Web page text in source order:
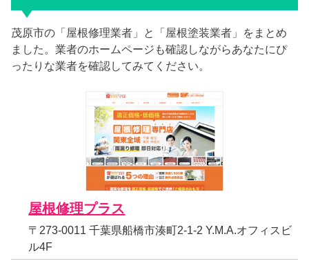
茂原市の「屋根修理業者」と「屋根塗装業者」をまとめ
ました。業者のホームページも確認しながらあなたにぴ
ったりな業者を確認してみてください。
屋根修理プラス
〒273-0011 千葉県船橋市湊町2-1-2 Y.M.A.オフィスビ
ル4F